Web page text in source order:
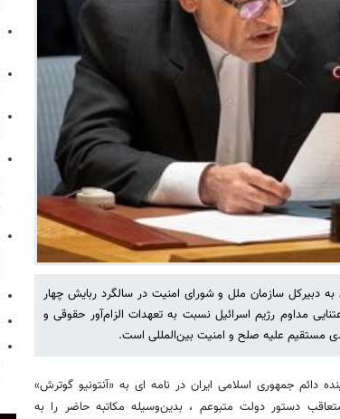
به دبیرکل سازمان ملل و شورای امنیت در سالگرد ربایش چهار
مداوم رژیم اسرائیل نسبت به تعهدات الزام‌آور حقوقی و
مستقیم علیه صلح و امنیت بین‌المللی است.
دائم جمهوری اسلامی ایران در نامه ای به «آنتونیو گوترش»
دستور دولت متبوعم ، بدین‌وسیله مکاتبه حاضر را به